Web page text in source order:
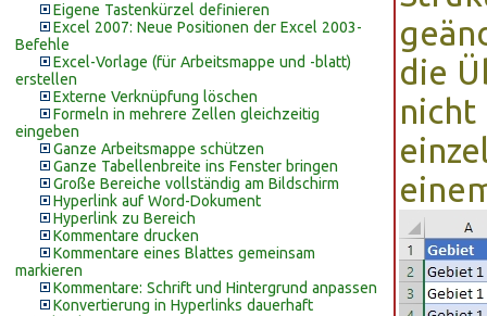
Eigene Tastenkürzel definieren
Excel 2007: Neue Positionen der Excel 2003-
Befehle
Excel-Vorlage (für Arbeitsmappe und -blatt)
erstellen
Externe Verknüpfung löschen
Formeln in mehrere Zellen gleichzeitig
eingeben
Ganze Arbeitsmappe schützen
Ganze Tabellenbreite ins Fenster bringen
Große Bereiche vollständig am Bildschirm
Hyperlink auf Word-Dokument
Hyperlink zu Bereich
Kommentare drucken
Kommentare eines Blattes gemeinsam
markieren
Kommentare: Schrift und Hintergrund anpassen
Konvertierung in Hyperlinks dauerhaft
die
nicht